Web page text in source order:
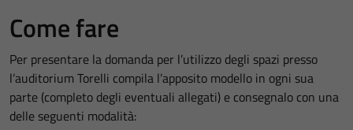
Come fare
Per presentare la domanda per l’utilizzo degli spazi presso
l’auditorium Torelli compila l’apposito modello in ogni sua
parte (completo degli eventuali allegati) e consegnalo con una
delle seguenti modalità: